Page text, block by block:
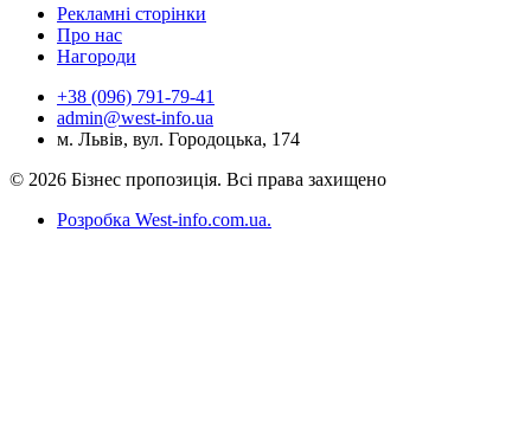
Рекламні сторінки
Про нас
Нагороди
+38 (096) 791-79-41
admin@west-info.ua
м. Львів, вул. Городоцька, 174
© 2026 Бізнес пропозиція. Всі права захищено
Розробка West-info.com.ua.